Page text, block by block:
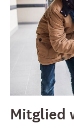
Mitglied